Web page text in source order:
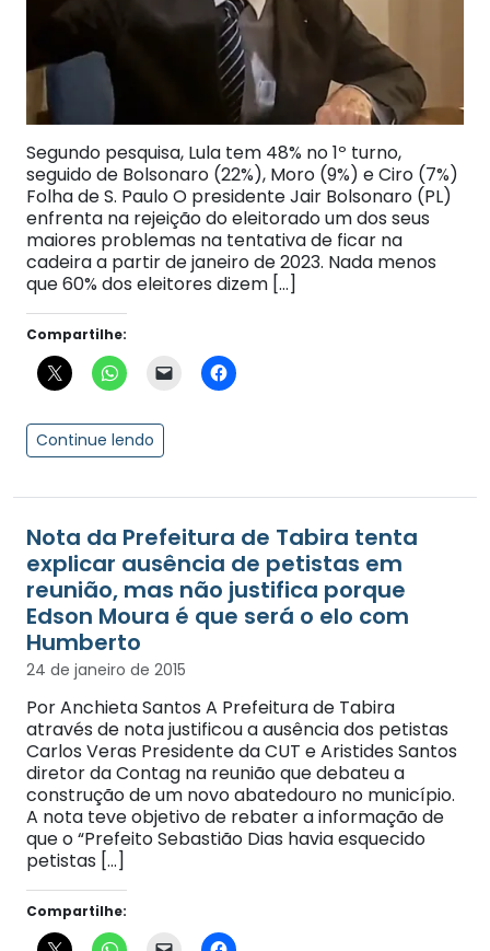
Segundo pesquisa, Lula tem 48% no 1º turno,
seguido de Bolsonaro (22%), Moro (9%) e Ciro (7%)
Folha de S. Paulo O presidente Jair Bolsonaro (PL)
enfrenta na rejeição do eleitorado um dos seus
maiores problemas na tentativa de ficar na
cadeira a partir de janeiro de 2023. Nada menos
que 60% dos eleitores dizem […]
Compartilhe:
Continue lendo
Nota da Prefeitura de Tabira tenta
explicar ausência de petistas em
reunião, mas não justifica porque
Edson Moura é que será o elo com
Humberto
24 de janeiro de 2015
Por Anchieta Santos A Prefeitura de Tabira
através de nota justificou a ausência dos petistas
Carlos Veras Presidente da CUT e Aristides Santos
diretor da Contag na reunião que debateu a
construção de um novo abatedouro no município.
A nota teve objetivo de rebater a informação de
que o “Prefeito Sebastião Dias havia esquecido
petistas […]
Compartilhe: